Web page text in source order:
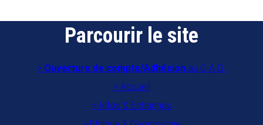
Parcourir le site
Ouverture de compte/Adhésion au G.A.G.
Accueil
Infos & Echanges